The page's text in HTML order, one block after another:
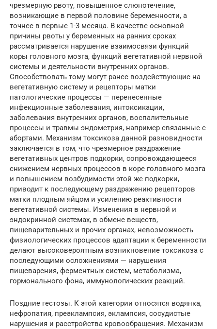
чрезмерную рвоту, повышенное слюнотечение,
возникающие в первой половине беременности, а
точнее в первые 1-3 месяца. В качестве основной
причины рвоты у беременных на ранних сроках
рассматривается нарушение взаимосвязи функций
коры головного мозга, функций вегетативной нервной
системы и деятельности внутренних органов.
Способствовать тому могут ранее воздействующие на
вегетативную систему и рецепторы матки
патологические процессы — перенесенные
инфекционные заболевания, интоксикации,
заболевания внутренних органов, воспалительные
процессы и травмы эндометрия, например связанные с
абортами. Механизм токсикоза данной разновидности
заключается в том, что чрезмерное раздражение
вегетативных центров подкорки, сопровождающееся
снижением нервных процессов в коре головного мозга
и повышением возбудимости этой же подкорки,
приводит к последующему раздражению рецепторов
матки плодным яйцом и усилению реактивности
вегетативной системы. Изменения в нервной и
эндокринной системах, в обмене веществ,
пищеварительных и прочих органах, невозможность
физиологических процессов адаптации к беременности
делают высоковероятным возникновение токсикоза с
последующими осложнениями — нарушения
пищеварения, ферментных систем, метаболизма,
гормонального фона, иммунологических реакций.
Поздние гестозы. К этой категории относятся водянка,
нефропатия, преэклампсия, эклампсия, сосудистые
нарушения и расстройства кровообращения. Механизм